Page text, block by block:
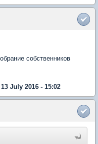
собственников
July 2016 - 15:02